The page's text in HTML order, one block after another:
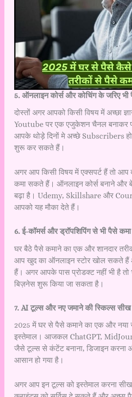
5. ऑनलाइन कोर्स और कोचिंग के जरिए
दोस्तों अगर आपको किसी विषय में अच्छा
Youtube पर एक एजुकेशन चैनल बनाकर
आपके थोड़े दिनों मे अच्छे Subscribers
शुरू कर सकते हैं।
अगर आप किसी विषय में एक्सपर्ट हैं तो आप
कमा सकते हैं। ऑनलाइन कोर्स बनाने और
बढ़ा है। Udemy, Skillshare और
आपको यह मौका देते हैं।
6. ई-कॉमर्स और ड्रॉपशिपिंग से भी पैसे
घर बैठे पैसे कमाने का एक और शानदार
आप खुद का ऑनलाइन स्टोर खोल सकते हैं
हैं। अगर आपके पास प्रोडक्ट नहीं भी है तो
बिज़नेस शुरू किया जा सकता है।
7. AI टूल्स और नए जमाने की स्किल्स
2025 में घर से पैसे कमाने का एक और नया
इस्तेमाल। आजकल ChatGPT,
जैसे टूल्स से कंटेंट बनाना, डिजाइन करना
आसान हो गया है।
अगर आप इन टूल्स को इस्तेमाल करना